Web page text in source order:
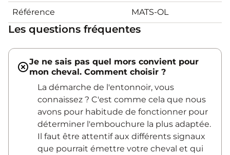
Référence MATS-OL
Les questions fréquentes
Je ne sais pas quel mors convient pour
mon cheval. Comment choisir ?
La démarche de l'entonnoir, vous
connaissez ? C'est comme cela que nous
avons pour habitude de fonctionner pour
déterminer l'embouchure la plus adaptée.
Il faut être attentif aux différents signaux
que pourrait émettre votre cheval et qui